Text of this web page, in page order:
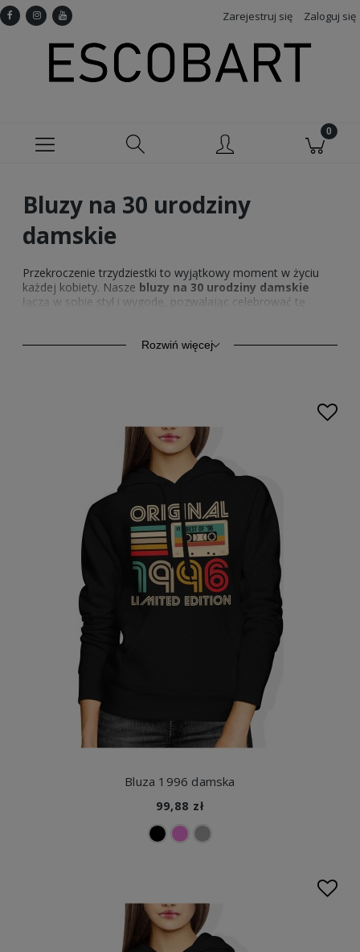
Zarejestruj się Zaloguj się
Bluzy na 30 urodziny
damskie
Przekroczenie trzydziestki to wyjątkowy moment w życiu
każdej kobiety. Nasze bluzy na 30 urodziny damskie
łączą w sobie styl i wygodę, pozwalając celebrować tę
bluzy na 30 urodziny damskiesą doskonałym wyborem
Przekroczenie tej magicznej granicy to idealna okazja, aby
zainwestować w odświeżenie swojej garderoby, wybierając
coś, co podkreśli Twoją dojrzałość i elegancję.
Rozwiń więcej
Bluza 1996 damska
99,88 zł